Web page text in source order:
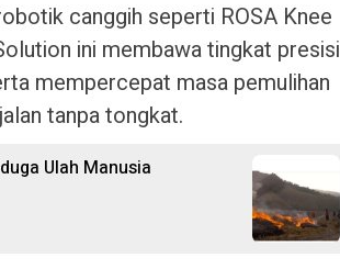
canggih seperti ROSA Knee
ini membawa tingkat presisi
mempercepat masa pemulihan
tanpa tongkat.
Ulah Manusia